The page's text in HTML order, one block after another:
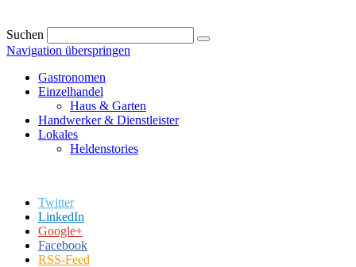
Suchen
Navigation überspringen
Gastronomen
Einzelhandel
Haus & Garten
Handwerker & Dienstleister
Lokales
Heldenstories
Twitter
LinkedIn
Google+
Facebook
RSS-Feed